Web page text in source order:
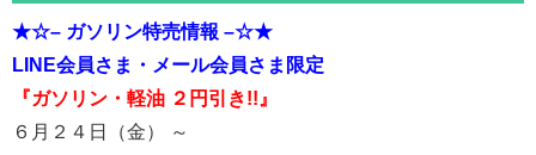
★☆– ガソリン特売情報 –☆★
LINE会員さま・メール会員さま限定
『ガソリン・軽油 ２円引き!!』
６月２４日（金） ～